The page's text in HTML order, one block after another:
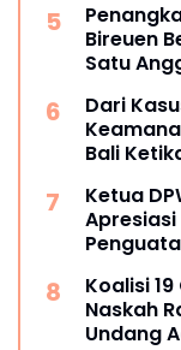
Bireuen
Satu
Dari
Bali
Ketua
Apresiasi
Koalisi
Naskah
Undang